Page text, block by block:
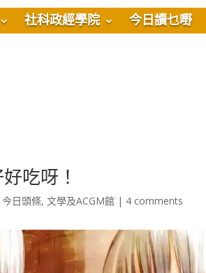
社科政經學院 今日讀乜嘢
吃呀！
今日頭條,文學及ACGM館 | 4 comments